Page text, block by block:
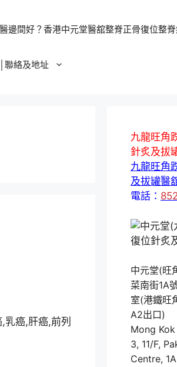
邊間好？香港中元堂醫舘整脊正骨復位整
聯絡及地址
乳癌,肝癌,前列
九龍旺角
針炙及拔
九龍旺角
及拔罐醫
電話：
中元堂(旺
菜南街1A
室(港鐵旺
A2出口)
Mong
3, 11/F,
Centre,